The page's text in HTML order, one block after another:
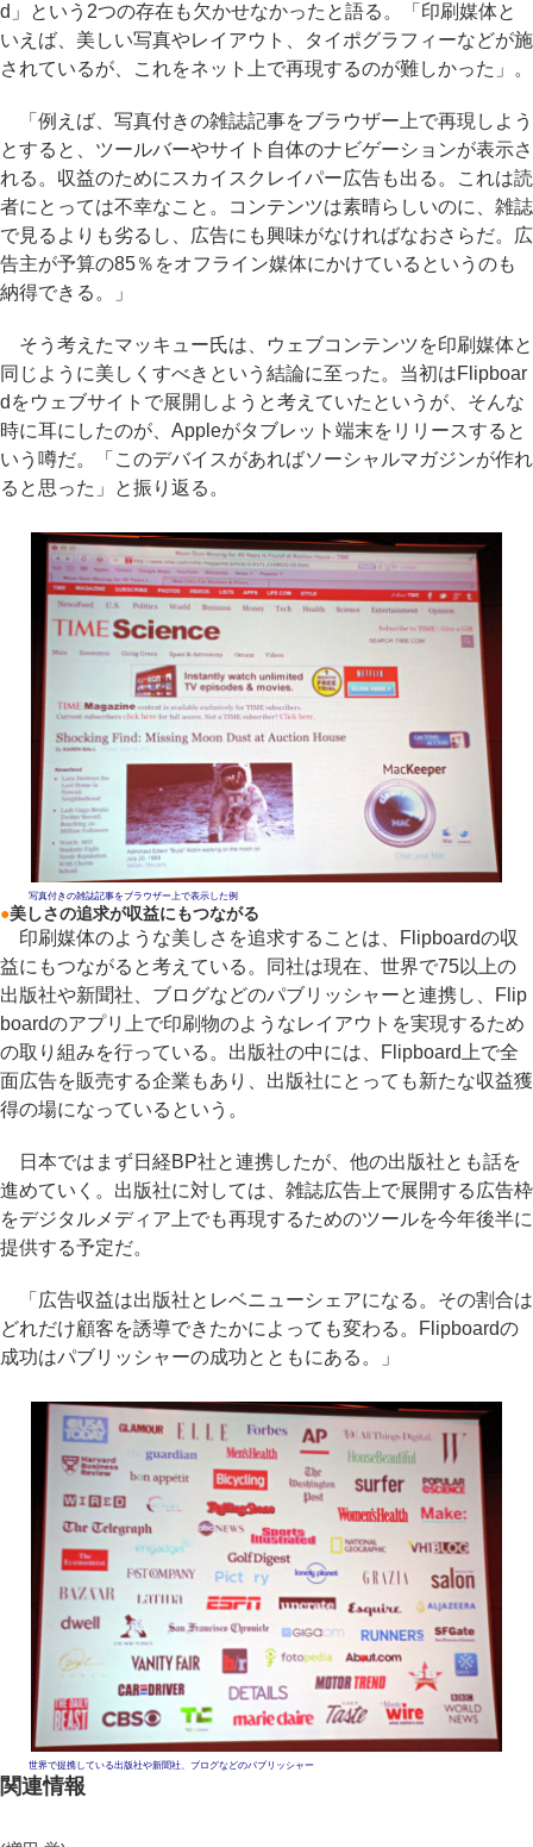
d」という2つの存在も欠かせなかったと語る。「印刷媒体と
いえば、美しい写真やレイアウト、タイポグラフィーなどが施
されているが、これをネット上で再現するのが難しかった」。
「例えば、写真付きの雑誌記事をブラウザー上で再現しよう
とすると、ツールバーやサイト自体のナビゲーションが表示さ
れる。収益のためにスカイスクレイパー広告も出る。これは読
者にとっては不幸なこと。コンテンツは素晴らしいのに、雑誌
で見るよりも劣るし、広告にも興味がなければなおさらだ。広
告主が予算の85％をオフライン媒体にかけているというのも
納得できる。」
そう考えたマッキュー氏は、ウェブコンテンツを印刷媒体と
同じように美しくすべきという結論に至った。当初はFlipboar
dをウェブサイトで展開しようと考えていたというが、そんな
時に耳にしたのが、Appleがタブレット端末をリリースすると
いう噂だ。「このデバイスがあればソーシャルマガジンが作れ
ると思った」と振り返る。
写真付きの雑誌記事をブラウザー上で表示した例
●美しさの追求が収益にもつながる
印刷媒体のような美しさを追求することは、Flipboardの収
益にもつながると考えている。同社は現在、世界で75以上の
出版社や新聞社、ブログなどのパブリッシャーと連携し、Flip
boardのアプリ上で印刷物のようなレイアウトを実現するため
の取り組みを行っている。出版社の中には、Flipboard上で全
面広告を販売する企業もあり、出版社にとっても新たな収益獲
得の場になっているという。
日本ではまず日経BP社と連携したが、他の出版社とも話を
進めていく。出版社に対しては、雑誌広告上で展開する広告枠
をデジタルメディア上でも再現するためのツールを今年後半に
提供する予定だ。
「広告収益は出版社とレベニューシェアになる。その割合は
どれだけ顧客を誘導できたかによっても変わる。Flipboardの
成功はパブリッシャーの成功とともにある。」
世界で提携している出版社や新聞社、ブログなどのパブリッシャー
関連情報